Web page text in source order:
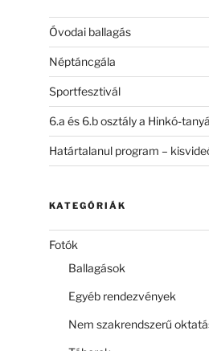
Óvodai ballagás
Néptáncgála
Sportfesztivál
6.a és 6.b osztály a Hinkó-
Határtalanul program –
KATEGÓRIÁK
Fotók
Ballagások
Egyéb rendezvények
Nem szakrendszerű